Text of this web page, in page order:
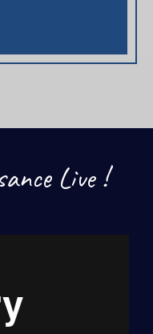
Live !